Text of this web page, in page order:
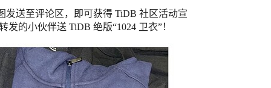
送至评论区，即可获得 TiDB 社区活动宣
的小伙伴送 TiDB 绝版“1024 卫衣”！